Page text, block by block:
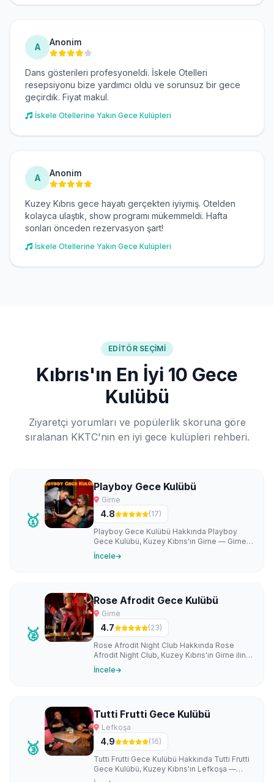
A Anonim
Dans gösterileri profesyoneldi. İskele Otelleri
resepsiyonu bize yardımcı oldu ve sorunsuz bir gece
geçirdik. Fiyat makul.
İskele Otellerine Yakın Gece Kulüpleri
A Anonim
Kuzey Kıbrıs gece hayatı gerçekten iyiymiş. Otelden
kolayca ulaştık, show programı mükemmeldi. Hafta
sonları önceden rezervasyon şart!
İskele Otellerine Yakın Gece Kulüpleri
EDITÖR SEÇIMI
Kıbrıs'ın En İyi 10 Gece
Kulübü
Ziyaretçi yorumları ve popülerlik skoruna göre
sıralanan KKTC'nin en iyi gece kulüpleri rehberi.
🥇
Playboy Gece Kulübü
Girne
4.8
(17)
Playboy Gece Kulübü Hakkında Playboy
Gece Kulübü, Kuzey Kıbrıs'ın Girne — Girne
Merkez bölgesinde faaliyet gösteren kökl…
İncele
🥈
Rose Afrodit Gece Kulübü
Girne
4.7
(23)
Rose Afrodit Night Club Hakkında Rose
Afrodit Night Club, Kuzey Kıbrıs'ın Girne iline
bağlı Değirmenlik bölgesinde faali…
İncele
🥉
Tutti Frutti Gece Kulübü
Lefkoşa
4.9
(16)
Tutti Frutti Gece Kulübü Hakkında Tutti Frutti
Gece Kulübü, Kuzey Kıbrıs'ın Lefkoşa —
Alayköy bölgesinde faaliyet göster…